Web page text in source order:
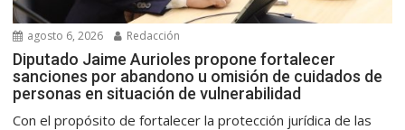
agosto 6, 2026 Redacción
Diputado Jaime Aurioles propone fortalecer
sanciones por abandono u omisión de cuidados de
personas en situación de vulnerabilidad
Con el propósito de fortalecer la protección jurídica de las